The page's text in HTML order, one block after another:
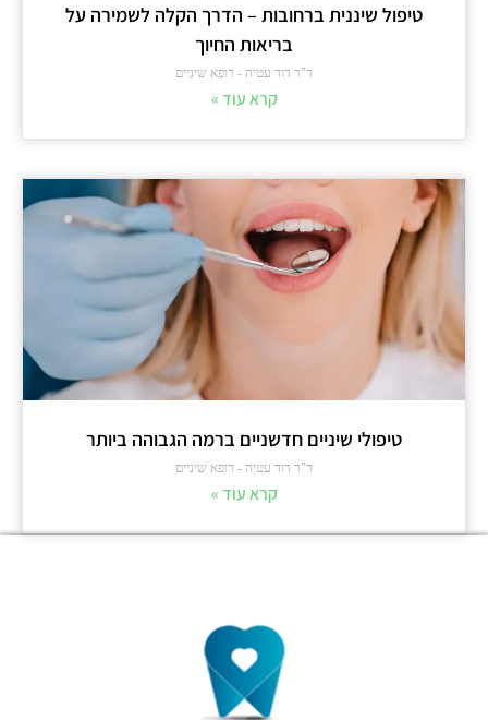
טיפול שיננית ברחובות – הדרך הקלה לשמירה על
בריאות החיוך
ד"ר דוד עטיה - רופא שיניים
קרא עוד »
טיפולי שיניים חדשניים ברמה הגבוהה ביותר
ד"ר דוד עטיה - רופא שיניים
קרא עוד »